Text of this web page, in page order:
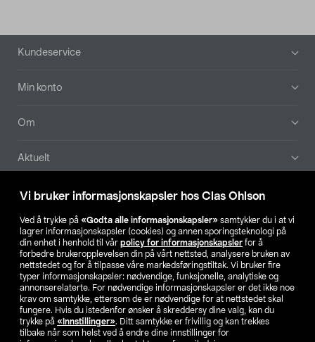
Vi bruker informasjonskapsler hos Clas Ohlson
Ved å trykke på «Godta alle informasjonskapsler» samtykker du i at vi
lagrer informasjonskapsler (cookies) og annen sporingsteknologi på
din enhet i henhold til vår policy for informasjonskapsler for å
forbedre brukeropplevelsen din på vårt nettsted, analysere bruken av
nettstedet og for å tilpasse våre markedsføringstiltak. Vi bruker fire
typer informasjonskapsler: nødvendige, funksjonelle, analytiske og
annonserelaterte. For nødvendige informasjonskapsler er det ikke noe
krav om samtykke, ettersom de er nødvendige for at nettstedet skal
fungere. Hvis du istedenfor ønsker å skreddersy dine valg, kan du
trykke på «Innstillinger». Ditt samtykke er frivillig og kan trekkes
tilbake når som helst ved å endre dine innstillinger for
Bunntekst
Kundeservice
Min konto
Om
Aktuelt
Våre selskaper
Finn din butikk
SE NO FI